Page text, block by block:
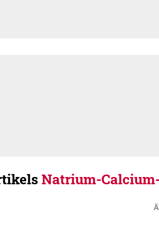
Natrium-